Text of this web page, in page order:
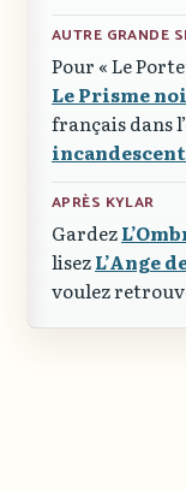
AUTRE GRANDE
Pour « Le
Le Prisme
français dans
APRÈS KYLAR
Gardez
lisezL’Ange
voulez